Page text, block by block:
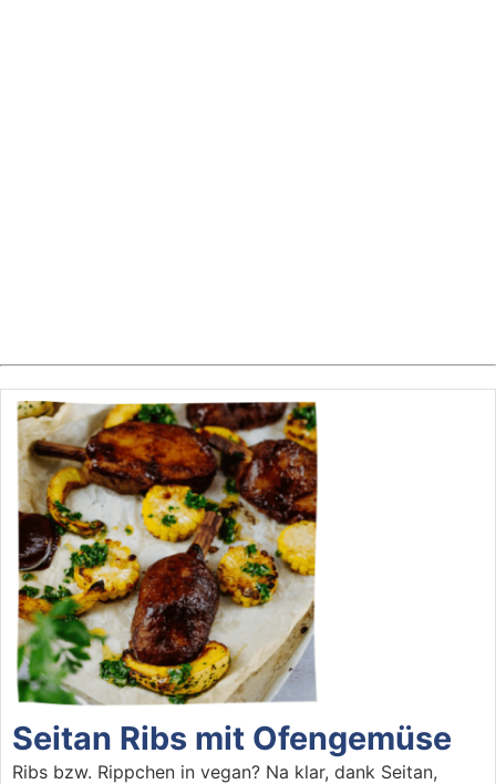
Seitan Ribs mit Ofengemüse
Ribs bzw. Rippchen in vegan? Na klar, dank Seitan,